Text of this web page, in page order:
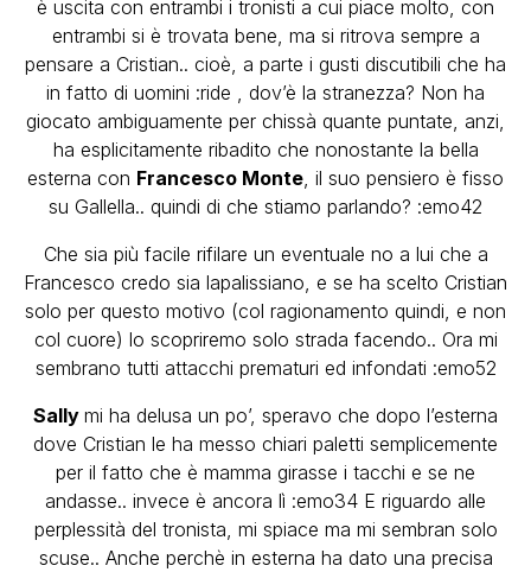
è uscita con entrambi i tronisti a cui piace molto, con
entrambi si è trovata bene, ma si ritrova sempre a
pensare a Cristian.. cioè, a parte i gusti discutibili che ha
in fatto di uomini :ride , dov’è la stranezza? Non ha
giocato ambiguamente per chissà quante puntate, anzi,
ha esplicitamente ribadito che nonostante la bella
esterna con Francesco Monte , il suo pensiero è fisso
su Gallella.. quindi di che stiamo parlando? :emo42
Che sia più facile rifilare un eventuale no a lui che a
Francesco credo sia lapalissiano, e se ha scelto Cristian
solo per questo motivo (col ragionamento quindi, e non
col cuore) lo scopriremo solo strada facendo.. Ora mi
sembrano tutti attacchi prematuri ed infondati :emo52
Sally mi ha delusa un po’, speravo che dopo l’esterna
dove Cristian le ha messo chiari paletti semplicemente
per il fatto che è mamma girasse i tacchi e se ne
andasse.. invece è ancora lì :emo34 E riguardo alle
perplessità del tronista, mi spiace ma mi sembran solo
scuse.. Anche perchè in esterna ha dato una precisa